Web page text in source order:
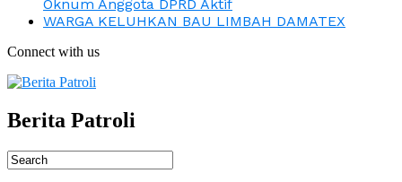
Oknum Anggota DPRD Aktif
WARGA KELUHKAN BAU LIMBAH DAMATEX
Connect with us
Berita Patroli